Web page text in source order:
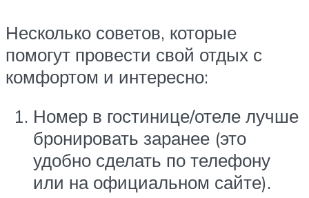
Несколько советов, которые
помогут провести свой отдых с
комфортом и интересно:
Номер в гостинице/отеле лучше
бронировать заранее (это
удобно сделать по телефону
или на официальном сайте).